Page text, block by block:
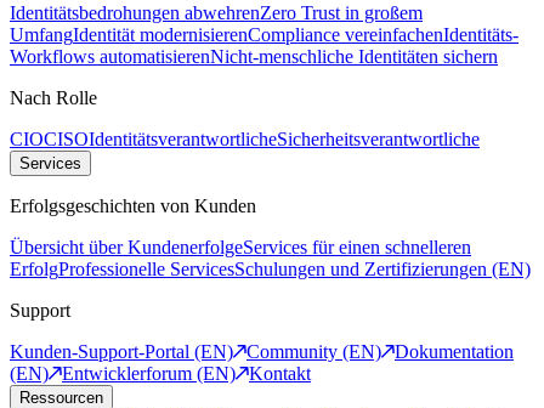
Identitätsbedrohungen abwehrenZero Trust in großem
UmfangIdentität modernisierenCompliance vereinfachenIdentitäts-
Workflows automatisierenNicht-menschliche Identitäten sichern
Nach Rolle
CIOCISOIdentitätsverantwortlicheSicherheitsverantwortliche
Services
Erfolgsgeschichten von Kunden
Übersicht über KundenerfolgeServices für einen schnelleren
ErfolgProfessionelle ServicesSchulungen und Zertifizierungen (EN)
Support
Kunden-Support-Portal (EN)
Community (EN)
Dokumentation
(EN)
Entwicklerforum (EN) Kontakt
Ressourcen